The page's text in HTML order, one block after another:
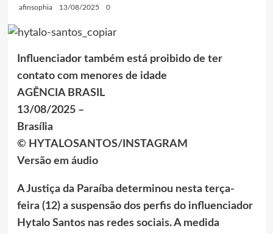
afinsophia 13/08/2025 0
Influenciador também está proibido de ter
contato com menores de idade
AGÊNCIA BRASIL
13/08/2025 –
Brasília
© HYTALOSANTOS/INSTAGRAM
Versão em áudio
A Justiça da Paraíba determinou nesta terça-
feira (12) a suspensão dos perfis do influenciador
Hytalo Santos nas redes sociais. A medida